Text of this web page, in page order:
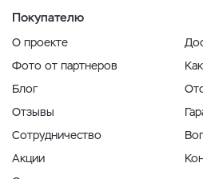
Покупателю
О проекте
Фото от партнеров
Блог
Отзывы
Сотрудничество
Акции